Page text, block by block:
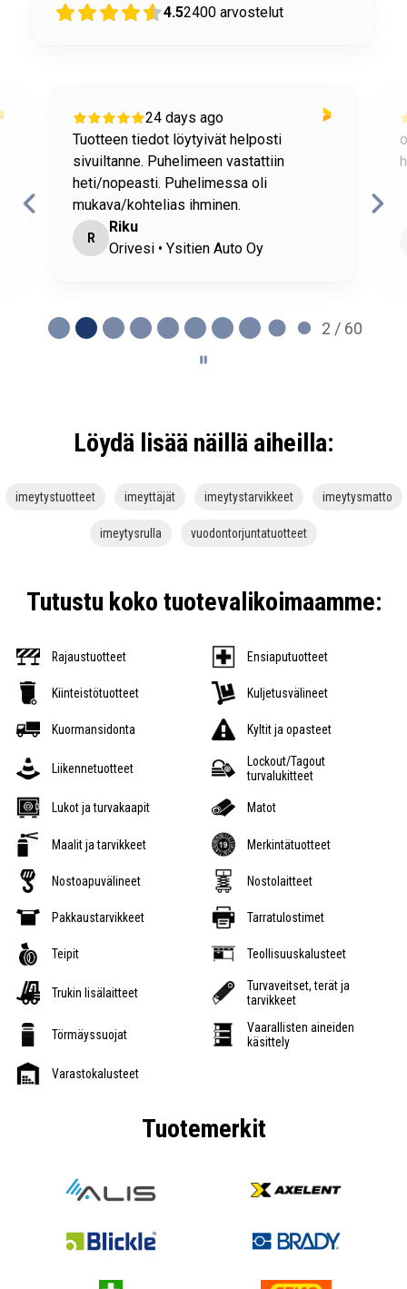
4.52400 arvostelut
24 days ago
Tuotteen tiedot löytyivät helposti
sivuiltanne. Puhelimeen vastattiin
heti/nopeasti. Puhelimessa oli
mukava/kohtelias ihminen.
R
Riku
Orivesi • Ysitien Auto Oy
2 / 60
Löydä lisää näillä aiheilla:
imeytystuotteet imeyttäjät imeytystarvikkeet imeytysmatto
imeytysrulla vuodontorjuntatuotteet
Tutustu koko tuotevalikoimaamme:
Rajaustuotteet Ensiaputuotteet
Kiinteistötuotteet Kuljetusvälineet
Kuormansidonta Kyltit ja opasteet
Liikennetuotteet
Lockout/Tagout
turvalukitteet
Lukot ja turvakaapit Matot
Maalit ja tarvikkeet Merkintätuotteet
Nostoapuvälineet Nostolaitteet
Pakkaustarvikkeet Tarratulostimet
Teipit Teollisuuskalusteet
Trukin lisälaitteet
Turvaveitset, terät ja
tarvikkeet
Törmäyssuojat
Vaarallisten aineiden
käsittely
Varastokalusteet
Tuotemerkit